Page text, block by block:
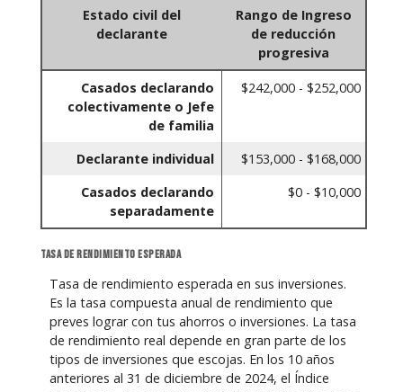
Estado civil del
declarante
Rango de Ingreso
de reducción
progresiva
Casados declarando
colectivamente o Jefe
de familia
$242,000 - $252,000
Declarante individual
$153,000 - $168,000
Casados declarando
separadamente
$0 - $10,000
Tasa de rendimiento esperada
Tasa de rendimiento esperada en sus inversiones.
Es la tasa compuesta anual de rendimiento que
preves lograr con tus ahorros o inversiones. La tasa
de rendimiento real depende en gran parte de los
tipos de inversiones que escojas. En los 10 años
anteriores al 31 de diciembre de 2024, el Índice